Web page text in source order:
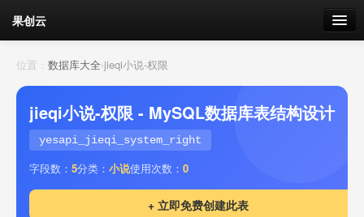
果创云
数据表单
API接口
云存储
位置： 数据库大全›jieqi小说-权限
jieqi小说-权限 - MySQL数据库表结构设计
yesapi_jieqi_system_right
字段数： 5分类： 小说使用次数： 0
+ 立即免费创建此表